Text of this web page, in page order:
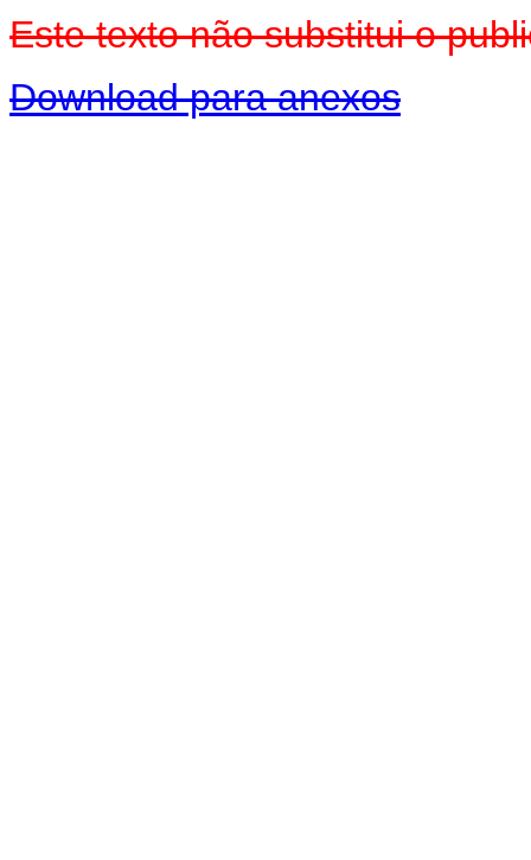
Este texto não substitui o
Download para anexos